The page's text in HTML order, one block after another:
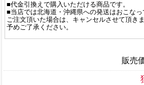
■代金引換えで購入いただける商品です。
■当店では北海道・沖縄県への発送はおこなっ
ご注文頂いた場合は、キャンセルさせて頂きま
予めご了承ください。
販売